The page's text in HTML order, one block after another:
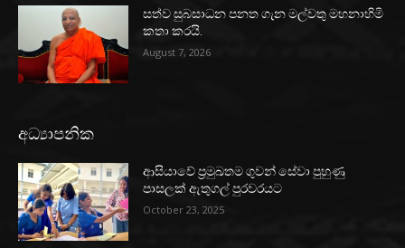
සත්ව සුබසාධන පනත ගැන මල්වතු මහනාහිමි
කතා කරයි.
August 7, 2026
අධ්‍යාපනික
ආසියාවේ ප්‍රමුඛතම ගුවන් සේවා පුහුණු
පාසලක් ඇතුගල් පුරවරයට
October 23, 2025